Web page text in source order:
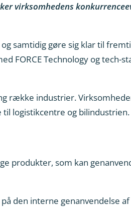
virksomhedens
samtidig gøre sig klar til
FORCE Technology og tech-
række industrier.
logistikcentre og bilindustrien.
produkter, som kan
den interne genanvendelse af